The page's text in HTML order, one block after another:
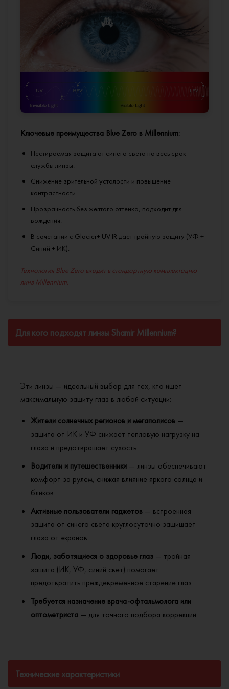
Ключевые преимущества Blue Zero в Millennium:
Нестираемая защита от синего света на весь срок
службы линзы.
Снижение зрительной усталости и повышение
контрастности.
Прозрачность без желтого оттенка, подходит для
вождения.
В сочетании с Glacier+ UV IR дает тройную защиту (УФ +
Синий + ИК).
Технология Blue Zero входит в стандартную комплектацию
линз Millennium.
Для кого подходят линзы Shamir Millennium?
Эти линзы — идеальный выбор для тех, кто ищет
максимальную защиту глаз в любой ситуации:
Жители солнечных регионов и мегаполисов —
защита от ИК и УФ снижает тепловую нагрузку на
глаза и предотвращает сухость.
Водители и путешественники — линзы обеспечивают
комфорт за рулем, снижая влияние яркого солнца и
бликов.
Активные пользователи гаджетов — встроенная
защита от синего света круглосуточно защищает
глаза от экранов.
Люди, заботящиеся о здоровье глаз — тройная
защита (ИК, УФ, синий свет) помогает
предотвратить преждевременное старение глаз.
Требуется назначение врача-офтальмолога или
оптометриста — для точного подбора коррекции.
Технические характеристики